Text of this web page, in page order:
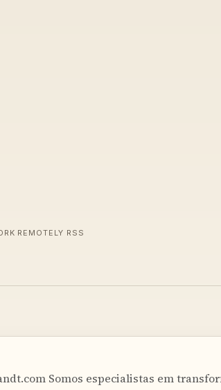
REMOTELY RSS
Somos especialistas em